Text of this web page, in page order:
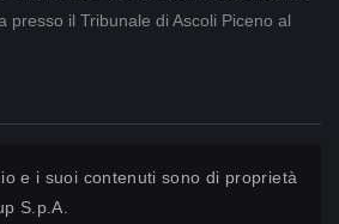
presso il Tribunale di Ascoli Piceno al
e i suoi contenuti sono di proprietà
S.p.A.